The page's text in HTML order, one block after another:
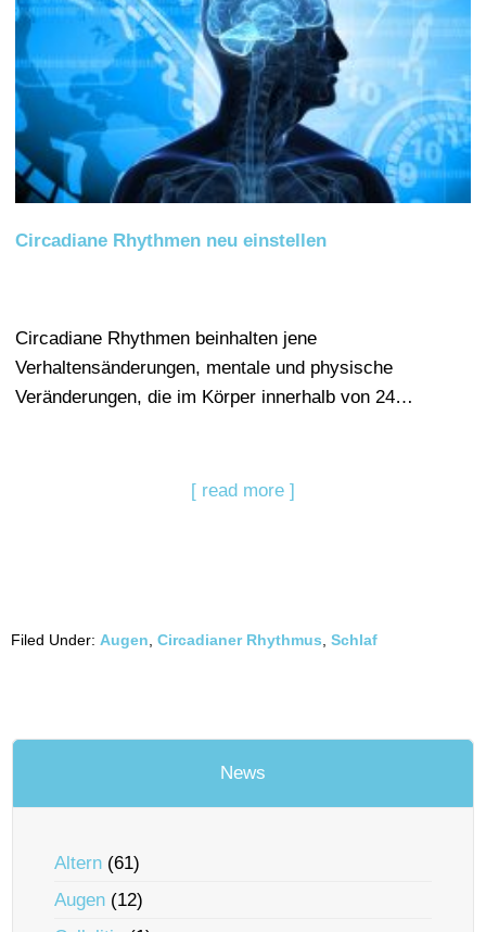
Circadiane Rhythmen neu einstellen
Circadiane Rhythmen beinhalten jene
Verhaltensänderungen, mentale und physische
Veränderungen, die im Körper innerhalb von 24…
[ read more ]
Filed Under: Augen Circadianer Rhythmus Schlaf
News
Altern (61)
Augen (12)